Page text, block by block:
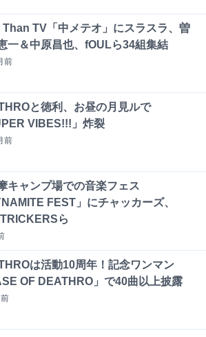
Than TV「中メテオ」にスラスラ、曽
一＆中原昌也、fOULら34組集結
前
と徳利、お昼の月見ルで
VIBES!!!」炸裂
前
キャンプ場での音楽フェス
FEST」にチャッカーズ、
ら
は活動10周年！記念ワンマン
OF DEATHRO」で40曲以上披露
前